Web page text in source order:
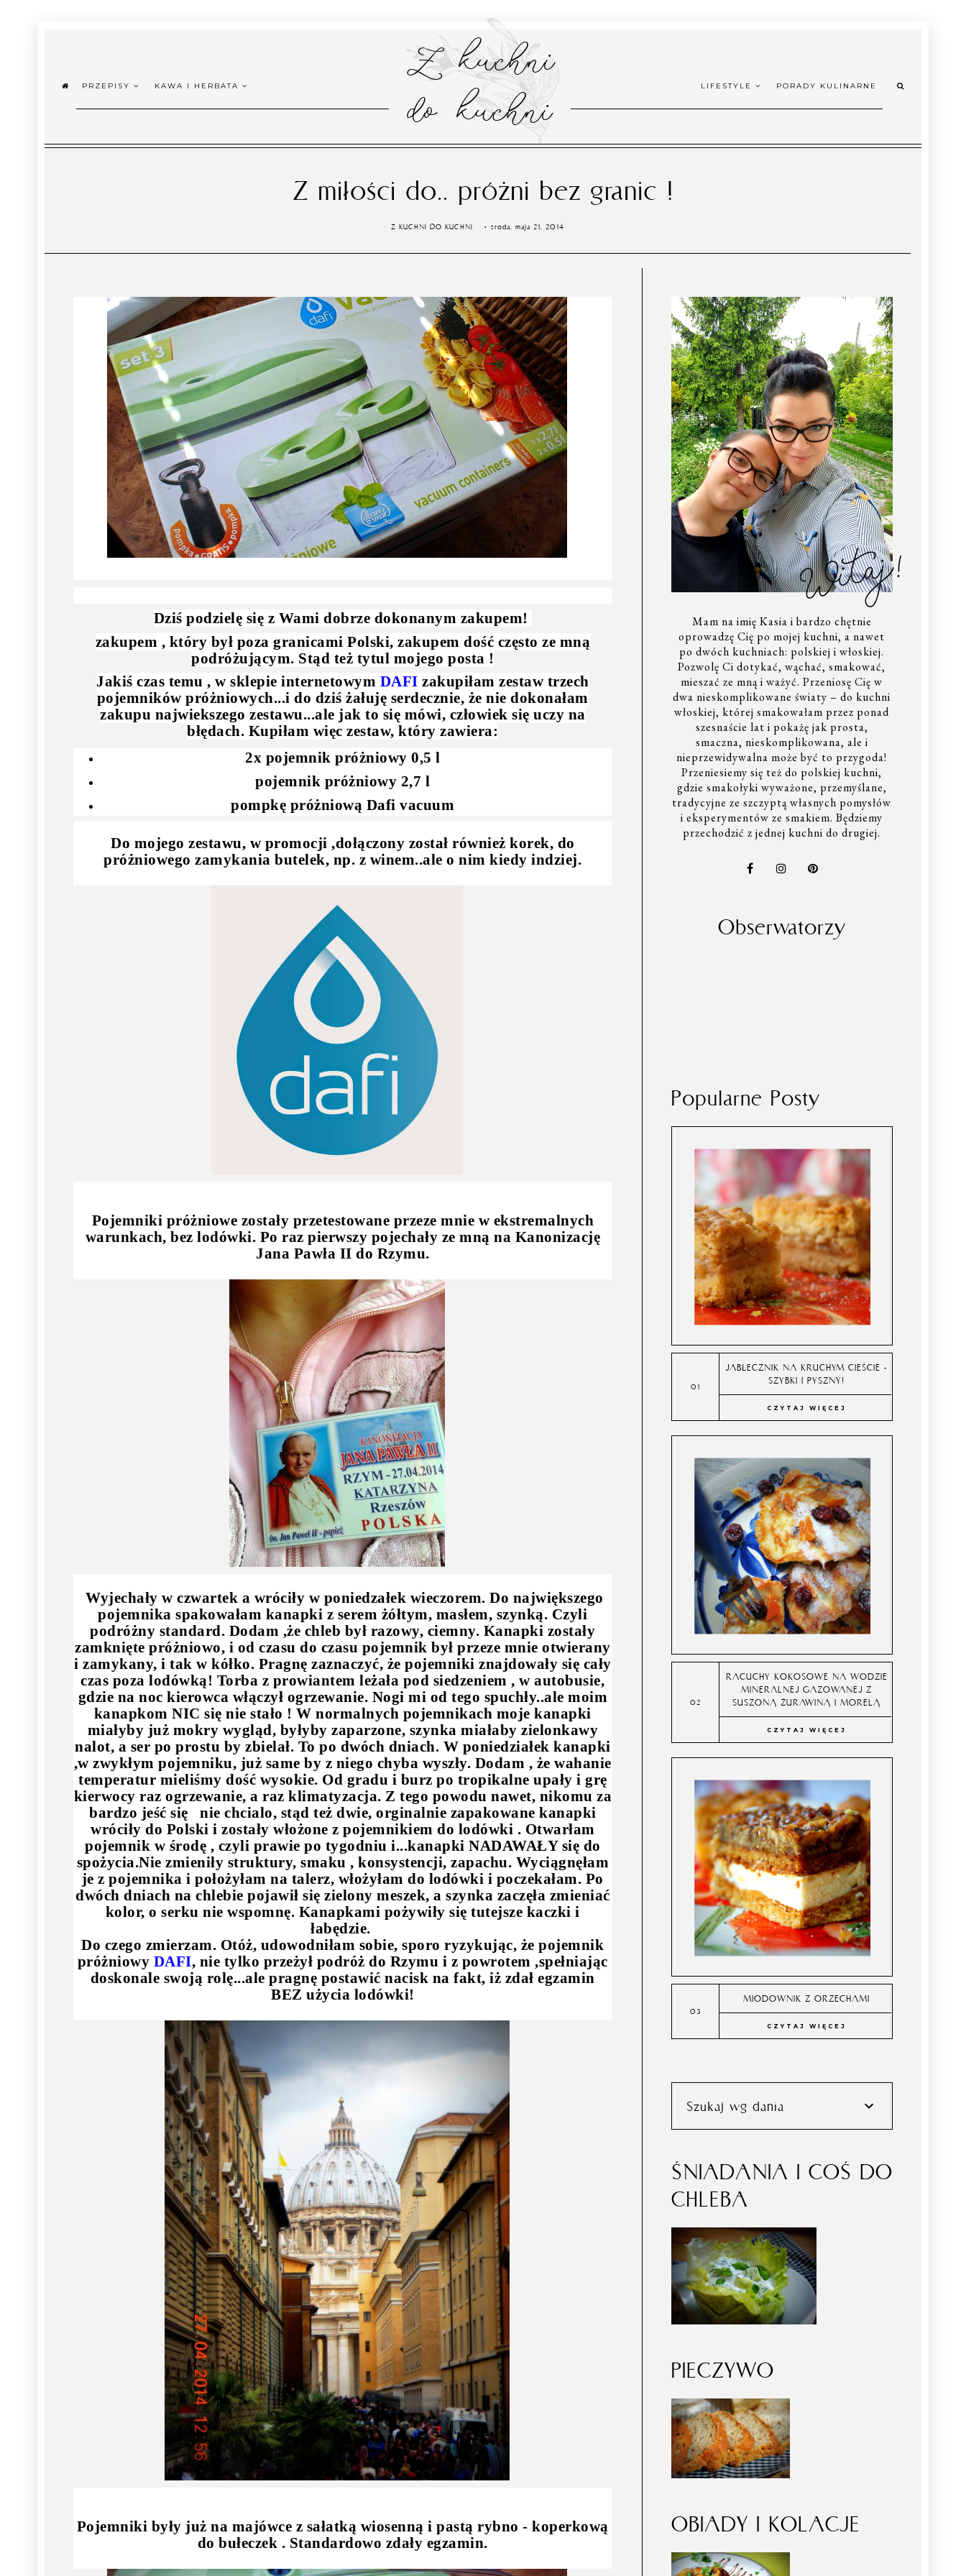
PRZEPISY KAWA I HERBATA
Z kuchni
do kuchni
LIFESTYLE PORADY KULINARNE
Z miłości do.. próżni bez granic !
Z KUCHNI DO KUCHNI środa, maja 21, 2014
Dziś podzielę się z Wami dobrze dokonanym zakupem!
zakupem , który był poza granicami Polski, zakupem dość często ze mną
podróżującym. Stąd też tytul mojego posta !
Jakiś czas temu , w sklepie internetowym DAFIzakupiłam zestaw trzech
pojemników próżniowych...i do dziś żałuję serdecznie, że nie dokonałam
zakupu najwiekszego zestawu...ale jak to się mówi, człowiek się uczy na
błędach. Kupiłam więc zestaw, który zawiera:
2x pojemnik próżniowy 0,5 l
pojemnik próżniowy 2,7 l
pompkę próżniową Dafi vacuum
Do mojego zestawu, w promocji ,dołączony został również korek, do
próżniowego zamykania butelek, np. z winem..ale o nim kiedy indziej.
Pojemniki próżniowe zostały przetestowane przeze mnie w ekstremalnych
warunkach, bez lodówki. Po raz pierwszy pojechały ze mną na Kanonizację
Jana Pawła II do Rzymu.
Wyjechały w czwartek a wróciły w poniedzałek wieczorem. Do największego
pojemnika spakowałam kanapki z serem żółtym, masłem, szynką. Czyli
podróżny standard. Dodam ,że chleb był razowy, ciemny. Kanapki zostały
zamknięte próżniowo, i od czasu do czasu pojemnik był przeze mnie otwierany
i zamykany, i tak w kółko. Pragnę zaznaczyć, że pojemniki znajdowały się cały
czas poza lodówką! Torba z prowiantem leżała pod siedzeniem , w autobusie,
gdzie na noc kierowca włączył ogrzewanie. Nogi mi od tego spuchły..ale moim
kanapkom NIC się nie stało ! W normalnych pojemnikach moje kanapki
miałyby już mokry wygląd, byłyby zaparzone, szynka miałaby zielonkawy
nalot, a ser po prostu by zbielał. To po dwóch dniach. W poniedziałek kanapki
,w zwykłym pojemniku, już same by z niego chyba wyszły. Dodam , że wahanie
temperatur mieliśmy dość wysokie. Od gradu i burz po tropikalne upały i grę
kierwocy raz ogrzewanie, a raz klimatyzacja. Z tego powodu nawet, nikomu za
bardzo jeść się nie chcialo, stąd też dwie, orginalnie zapakowane kanapki
wróciły do Polski i zostały włożone z pojemnikiem do lodówki . Otwarłam
pojemnik w środę , czyli prawie po tygodniu i...kanapki NADAWAŁY się do
spożycia.Nie zmieniły struktury, smaku , konsystencji, zapachu. Wyciągnęłam
je z pojemnika i położyłam na talerz, włożyłam do lodówki i poczekałam. Po
dwóch dniach na chlebie pojawił się zielony meszek, a szynka zaczęła zmieniać
kolor, o serku nie wspomnę. Kanapkami pożywiły się tutejsze kaczki i
łabędzie.
Do czego zmierzam. Otóż, udowodniłam sobie, sporo ryzykując, że pojemnik
próżniowy DAFI, nie tylko przeżył podróż do Rzymu i z powrotem ,spełniając
doskonale swoją rolę...ale pragnę postawić nacisk na fakt, iż zdał egzamin
BEZ użycia lodówki!
Pojemniki były już na majówce z sałatką wiosenną i pastą rybno - koperkową
do bułeczek . Standardowo zdały egzamin.
Witaj!
Mam na imię Kasia i bardzo chętnie
oprowadzę Cię po mojej kuchni, a nawet
po dwóch kuchniach: polskiej i włoskiej.
Pozwolę Ci dotykać, wąchać, smakować,
mieszać ze mną i ważyć. Przeniosę Cię w
dwa nieskomplikowane światy – do kuchni
włoskiej, której smakowałam przez ponad
szesnaście lat i pokażę jak prosta,
smaczna, nieskomplikowana, ale i
nieprzewidywalna może być to przygoda!
Przeniesiemy się też do polskiej kuchni,
gdzie smakołyki wyważone, przemyślane,
tradycyjne ze szczyptą własnych pomysłów
i eksperymentów ze smakiem. Będziemy
przechodzić z jednej kuchni do drugiej.
Obserwatorzy
Popularne Posty
JABŁECZNIK NA KRUCHYM CIEŚCIE -
SZYBKI I PYSZNY!
CZYTAJ WIĘCEJ
RACUCHY KOKOSOWE NA WODZIE
MINERALNEJ GAZOWANEJ Z
SUSZONĄ ŻURAWINĄ I MORELĄ
CZYTAJ WIĘCEJ
MIODOWNIK Z ORZECHAMI
CZYTAJ WIĘCEJ
Szukaj wg dania
ŚNIADANIA I COŚ DO
CHLEBA
PIECZYWO
OBIADY I KOLACJE